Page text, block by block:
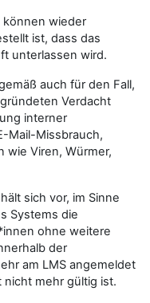
wieder
ist, dass das
unterlassen wird.
auch für den Fall,
Verdacht
interner
Mail-Missbrauch,
wie Viren, Würmer,
sich vor, im Sinne
Systems die
ohne weitere
der
am LMS angemeldet
nicht mehr gültig ist.